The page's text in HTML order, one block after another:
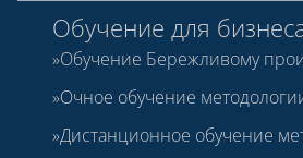
Обучение для
Обучение Бережливому
Очное обучение
Дистанционное обучение